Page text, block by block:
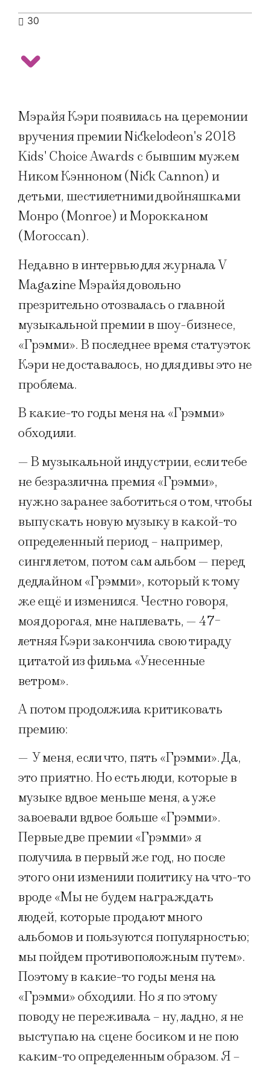
30
Мэрайя Кэри появилась на церемонии
вручения премии Nickelodeon's 2018
Kids' Choice Awards с бывшим мужем
Ником Кэнноном (Nick Cannon) и
детьми, шестилетними двойняшками
Монро (Monroe) и Морокканом
(Moroccan).
Недавно в интервью для журнала V
Magazine Мэрайя довольно
презрительно отозвалась о главной
музыкальной премии в шоу-бизнесе,
«Грэмми». В последнее время статуэток
Кэри не доставалось, но для дивы это не
проблема.
В какие-то годы меня на «Грэмми»
обходили.
— В музыкальной индустрии, если тебе
не безразлична премия «Грэмми»,
нужно заранее заботиться о том, чтобы
выпускать новую музыку в какой-то
определенный период – например,
сингл летом, потом сам альбом — перед
дедлайном «Грэмми», который к тому
же ещё и изменился. Честно говоря,
моя дорогая, мне наплевать, — 47-
летняя Кэри закончила свою тираду
цитатой из фильма «Унесенные
ветром».
А потом продолжила критиковать
премию:
— У меня, если что, пять «Грэмми». Да,
это приятно. Но есть люди, которые в
музыке вдвое меньше меня, а уже
завоевали вдвое больше «Грэмми».
Первые две премии «Грэмми» я
получила в первый же год, но после
этого они изменили политику на что-то
вроде «Мы не будем награждать
людей, которые продают много
альбомов и пользуются популярностью;
мы пойдем противоположным путем».
Поэтому в какие-то годы меня на
«Грэмми» обходили. Но я по этому
поводу не переживала – ну, ладно, я не
выступаю на сцене босиком и не пою
каким-то определенным образом. Я –